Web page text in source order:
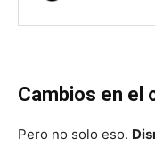
Cambios en el
Pero no solo eso.